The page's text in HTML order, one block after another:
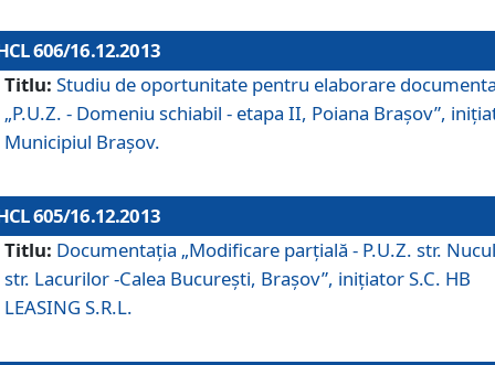
606/16.12.2013
Titlu: Studiu de oportunitate pentru elaborare
„P.U.Z. - Domeniu schiabil - etapa II, Poiana Braşov”,
Municipiul Braşov.
605/16.12.2013
Titlu: Documentaţia „Modificare parţială - P.U.Z. str.
str. Lacurilor -Calea Bucureşti, Braşov”, iniţiator S.C. HB
LEASING S.R.L.